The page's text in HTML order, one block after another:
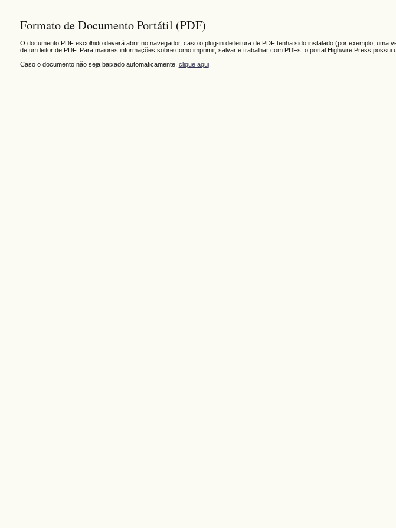
Formato de Documento Portátil (PDF)
O documento PDF escolhido deverá abrir no navegador, caso o plug-in de leitura de PDF tenha sido instalado (por exemplo, uma
de um leitor de PDF. Para maiores informações sobre como imprimir, salvar e trabalhar com PDFs, o portal Highwire Press possui
Caso o documento não seja baixado automaticamente, clique aqui.